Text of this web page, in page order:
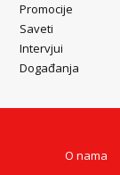
Promocije
Saveti
Intervjui
Događanja
O nama